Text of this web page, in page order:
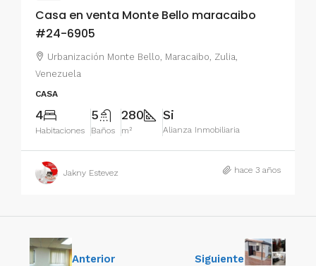
Casa en venta Monte Bello maracaibo
#24-6905
Urbanización Monte Bello, Maracaibo, Zulia,
Venezuela
CASA
4
Habitaciones
5
Baños
280
m²
Si
Alianza Inmobiliaria
Jakny Estevez hace 3 años
Anterior Siguiente